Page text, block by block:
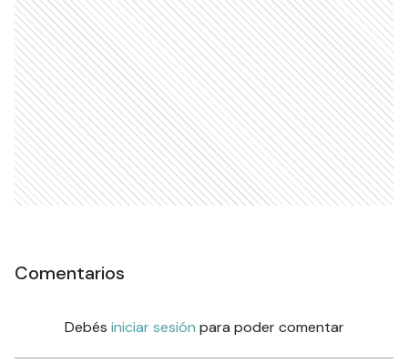
Comentarios
Debés iniciar sesión para poder comentar